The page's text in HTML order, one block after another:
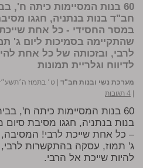
60 בנות המסיימות כיתה
חב"ד בנות בנתניה, חגגו
במסר החסידי - כל אחת
שהתקיימה בסמיכות ליום ג'
לרבי, ובזכותה של כל אחת
לדיווח וגלריית תמונות
מערכת נשי ובנות חב"ד | ט׳ בתמוז ה׳תשע״ז (ט׳
| 4 תגובות
60 בנות המסיימות כיתה ח',
בנות בנתניה, חגגו מסיבת
– כל אחת שייכת לרבי!
ג' תמוז, עסקה בהתקשרות
להיות שייכת אל הרבי.